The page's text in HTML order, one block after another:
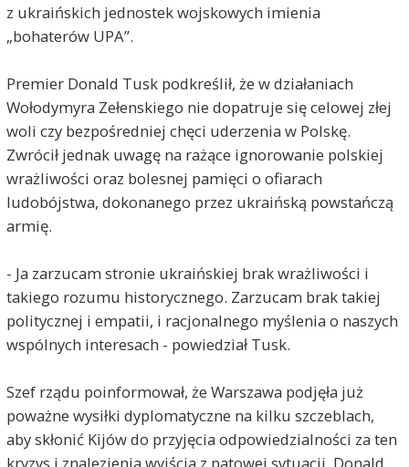
z ukraińskich jednostek wojskowych imienia
„bohaterów UPA”.
Premier Donald Tusk podkreślił, że w działaniach
Wołodymyra Zełenskiego nie dopatruje się celowej złej
woli czy bezpośredniej chęci uderzenia w Polskę.
Zwrócił jednak uwagę na rażące ignorowanie polskiej
wrażliwości oraz bolesnej pamięci o ofiarach
ludobójstwa, dokonanego przez ukraińską powstańczą
armię.
- Ja zarzucam stronie ukraińskiej brak wrażliwości i
takiego rozumu historycznego. Zarzucam brak takiej
politycznej i empatii, i racjonalnego myślenia o naszych
wspólnych interesach - powiedział Tusk.
Szef rządu poinformował, że Warszawa podjęła już
poważne wysiłki dyplomatyczne na kilku szczeblach,
aby skłonić Kijów do przyjęcia odpowiedzialności za ten